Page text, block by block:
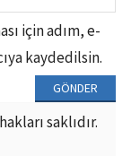
için adım, e-
kaydedilsin.
saklıdır.